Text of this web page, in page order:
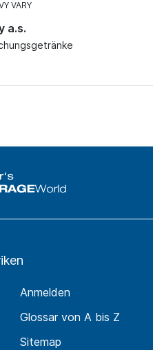
VARY
a.s.
Anmelden
Glossar von A bis Z
Sitemap